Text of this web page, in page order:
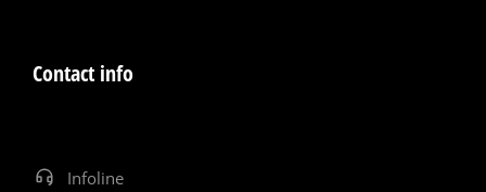
Contact info
Infoline